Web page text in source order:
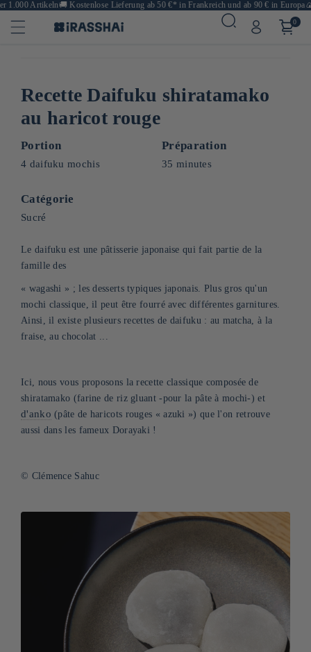
Artikeln🚚Kostenlose Lieferung ab 50 €* in Frankreich und ab 90 € in Europa🍙
0
Recette Daifuku shiratamako
au haricot rouge
Portion
4 daifuku mochis
Préparation
35 minutes
Catégorie
Sucré
Le daifuku est une pâtisserie japonaise qui fait partie de la
famille des
« wagashi » ; les desserts typiques japonais. Plus gros qu'un
mochi classique, il peut être fourré avec différentes garnitures.
Ainsi, il existe plusieurs recettes de daifuku : au matcha, à la
fraise, au chocolat ...
Ici, nous vous proposons la recette classique composée de
shiratamako (farine de riz gluant -pour la pâte à mochi-) et
d'anko (pâte de haricots rouges « azuki ») que l'on retrouve
aussi dans les fameux Dorayaki !
© Clémence Sahuc